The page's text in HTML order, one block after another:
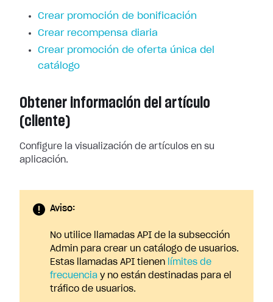
Crear promoción de bonificación
Crear recompensa diaria
Crear promoción de oferta única del
catálogo
Obtener información del artículo
(cliente)
Configure la visualización de artículos en su
aplicación.
Aviso:
No utilice llamadas API de la subsección
Admin para crear un catálogo de usuarios.
Estas llamadas API tienen
límites de
frecuencia y no están destinadas para el
tráfico de usuarios.